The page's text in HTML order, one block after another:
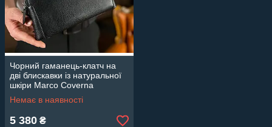
Чорний гаманець-клатч на
дві блискавки із натуральної
шкіри Marco Coverna
МС8747-3
Немає в наявності
5 380 ₴